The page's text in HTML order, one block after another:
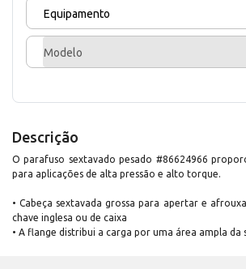
Equipamento
Modelo
Descrição
O parafuso sextavado pesado #86624966
para aplicações de alta pressão e alto torque.
• Cabeça sextavada grossa para apertar e
chave inglesa ou de caixa
• A flange distribui a carga por uma área ampla